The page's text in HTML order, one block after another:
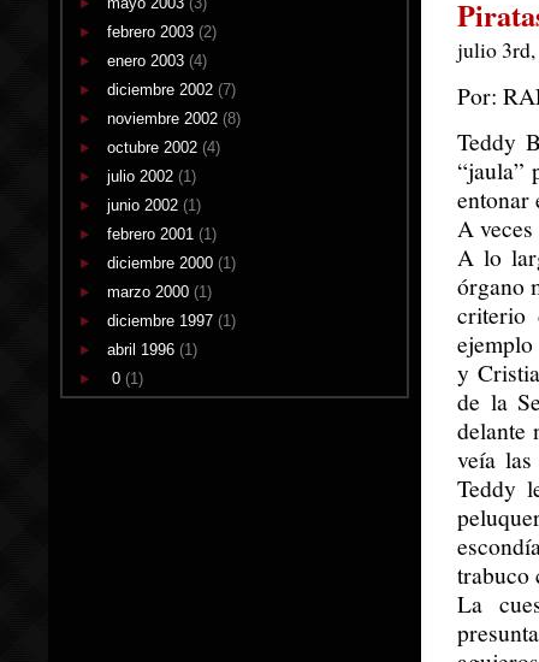
febrero 2003 (2)
enero 2003 (4)
diciembre 2002 (7)
noviembre 2002 (8)
octubre 2002 (4)
julio 2002 (1)
junio 2002 (1)
febrero 2001 (1)
diciembre 2000 (1)
marzo 2000 (1)
diciembre 1997 (1)
abril 1996 (1)
0 (1)
julio
Por:
Teddy
“jaula”
entonar
A
A lo
órgano
criterio
y
de la
delante
veía
Teddy
trabuco
La